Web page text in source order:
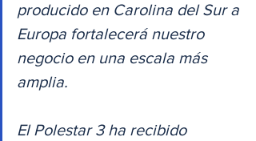
producido en Carolina del Sur a
Europa fortalecerá nuestro
negocio en una escala más
amplia.
El Polestar 3 ha recibido